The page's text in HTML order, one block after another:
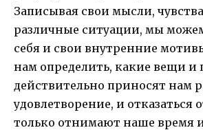
Записывая свои мысли,
различные ситуации, мы
себя и свои внутренние
нам определить, какие вещи
действительно приносят нам
удовлетворение, и отказаться
только отнимают наше время